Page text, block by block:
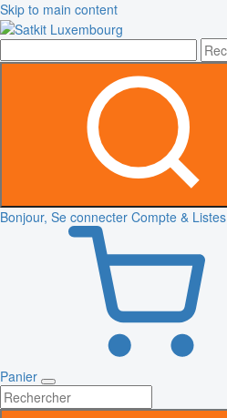
Skip to main content
Bonjour, Se connecter Compte & Listes
Panier